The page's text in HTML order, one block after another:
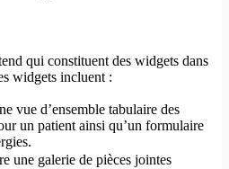
qui constituent des widgets dans
widgets incluent :
vue d’ensemble tabulaire des
un patient ainsi qu’un formulaire
une galerie de pièces jointes